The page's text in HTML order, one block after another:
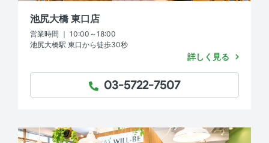
池尻大橋 東口店
営業時間 ｜ 10:00～18:00
池尻大橋駅 東口から徒歩30秒
TEL：
03-5722-7507
詳しく見る